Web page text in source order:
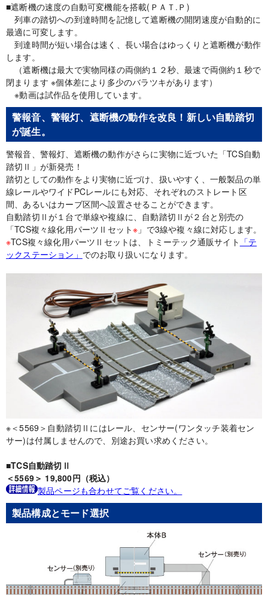
■遮断機の速度の自動可変機能を搭載(ＰＡＴ.Ｐ)
列車の踏切への到達時間を記憶して遮断機の開閉速度が自動的に
最適に可変します。
到達時間が短い場合は速く、長い場合はゆっくりと遮断機が動作
します。
（遮断機は最大で実物同様の両側約１２秒、最速で両側約１秒で
閉まります ※個体差により多少のバラツキがあります）
※動画は試作品を使用しています。
警報音、警報灯、遮断機の動作を改良！新しい自動踏切
が誕生。
警報音、警報灯、遮断機の動作がさらに実物に近づいた「TCS自動
踏切Ⅱ」が新発売！
踏切としての動作をより実物に近づけ、扱いやすく、一般製品の単
線レールやワイドPCレールにも対応、それぞれのストレート区
間、あるいはカーブ区間へ設置させることができます。
自動踏切Ⅱが１台で単線や複線に、自動踏切Ⅱが２台と別売の
「TCS複々線化用パーツⅡセット※ 」で3線や複々線に対応します。
※TCS複々線化用パーツⅡセットは、トミーテック通販サイト 「テ
ックステーション」 でのお取り扱いになります。
※＜5569＞自動踏切Ⅱにはレール、センサー(ワンタッチ装着セン
サー)は付属しませんので、別途お買い求めください。
■TCS自動踏切Ⅱ
＜5569＞ 19,800円（税込）
製品ページも合わせてご覧ください。
製品構成とモード選択